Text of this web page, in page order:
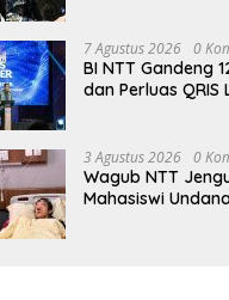
7 Agustus 2026 0
BI NTT Gandeng
dan Perluas QRIS
3 Agustus 2026 0
Wagub NTT
Mahasiswi